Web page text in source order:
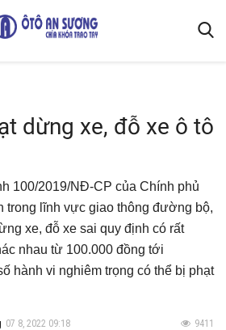
thông tin
dừng xe, đỗ xe ô tô
100/2019/NĐ-CP của Chính phủ
trong lĩnh vực giao thông đường bộ,
xe, đỗ xe sai quy định có rất
nhau từ 100.000 đồng tới
hành vi nghiêm trọng có thể bị phạt
07 8, 2022 09:18 9411